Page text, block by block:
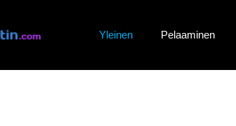
Yleinen Pelaaminen